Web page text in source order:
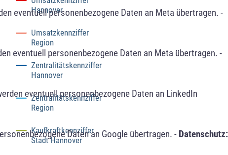
eventuell personenbezogene Daten an Meta übertragen. -
eventuell personenbezogene Daten an Meta übertragen. -
eventuell personenbezogene Daten an LinkedIn
Daten an Google übertragen. - Datenschutz:
Hannover
Umsatzkennziffer
Region
Zentralitätskennziffer
Hannover
Zentralitätskennziffer
Region
Kaufkraftkennziffer
Stadt Hannover